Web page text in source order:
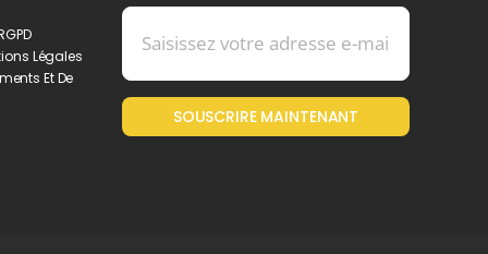
Légales
Et De
SOUSCRIRE MAINTENANT